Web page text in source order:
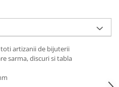
artizanii de bijuterii
sarma, discuri si tabla